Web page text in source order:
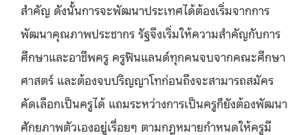
สำคัญ ดังนั้นการจะพัฒนาประเทศได้ต้องเริ่มจากการ
พัฒนาคุณภาพประชากร รัฐจึงเริ่มให้ความสำคัญกับการ
ศึกษาและอาชีพครู ครูฟินแลนด์ทุกคนจบจากคณะศึกษา
ศาสตร์ และต้องจบปริญญาโทก่อนถึงจะสามารถสมัคร
คัดเลือกเป็นครูได้ แถมระหว่างการเป็นครูก็ยังต้องพัฒนา
ศักยภาพตัวเองอยู่เรื่อยๆ ตามกฎหมายกำหนดให้ครูมี